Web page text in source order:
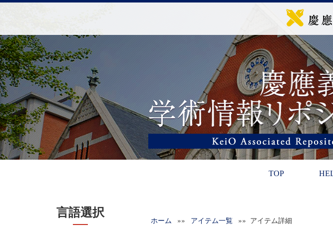
TOP
言語選択
ホーム »» アイテム一覧 »» アイテム詳細